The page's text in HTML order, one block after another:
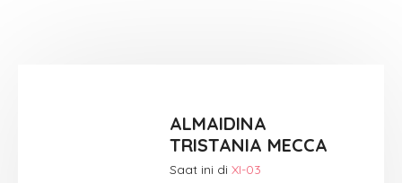
ALMAIDINA
TRISTANIA MECCA
Saat ini di XI-03